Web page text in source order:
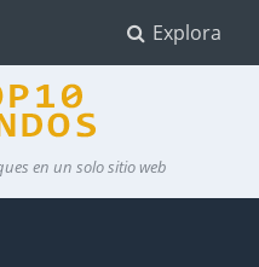
Explora
en un solo sitio web